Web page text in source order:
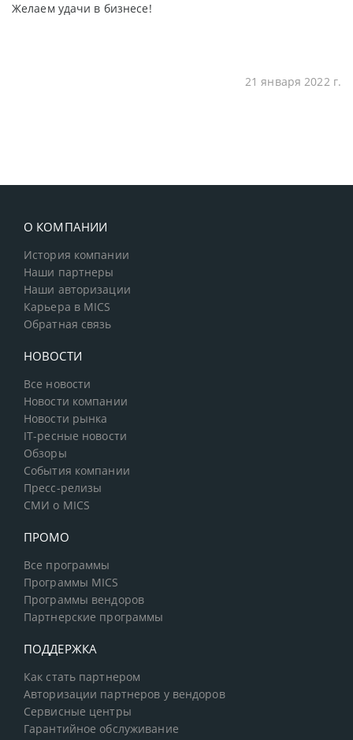
Желаем удачи в бизнесе!
21 января 2022 г.
О КОМПАНИИ
История компании
Наши партнеры
Наши авторизации
Карьера в MICS
Обратная связь
НОВОСТИ
Все новости
Новости компании
Новости рынка
IT-ресные новости
Обзоры
События компании
Пресс-релизы
СМИ о MICS
ПРОМО
Все программы
Программы MICS
Программы вендоров
Партнерские программы
ПОДДЕРЖКА
Как стать партнером
Авторизации партнеров у вендоров
Сервисные центры
Гарантийное обслуживание